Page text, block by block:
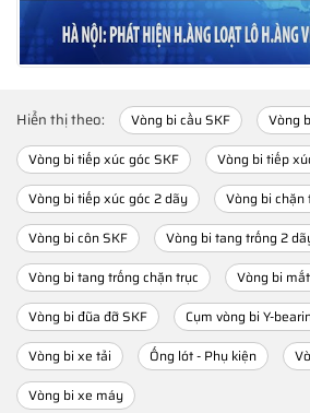
Hiển thị theo: Vòng bi cầu SKF
Vòng
Vòng bi tiếp xúc góc SKF
Vòng bi tiếp
Vòng bi tiếp xúc góc 2 dãy
Vòng bi chặn
Vòng bi côn SKF
Vòng bi tang trống 2
Vòng bi tang trống chặn trục
Vòng bi
Vòng bi đũa đỡ SKF
Cụm vòng bi Y-
Vòng bi xe tải
Ống lót - Phụ kiện
Vòng bi xe máy